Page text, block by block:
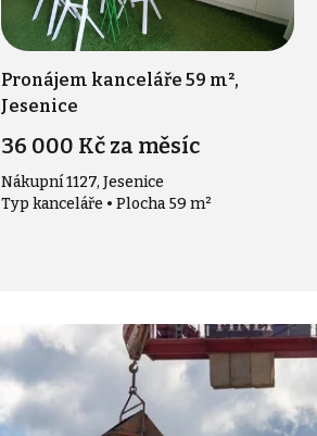
Pronájem kanceláře 59 m²,
Jesenice
36 000 Kč za měsíc
Nákupní 1127, Jesenice
Typ kanceláře • Plocha 59 m²